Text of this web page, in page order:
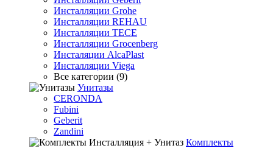
Инсталляции Grohe
Инсталляции REHAU
Инсталляции TECE
Инсталляции Grocenberg
Инсталяции AlcaPlast
Инсталляции Viega
Все категории (9)
Унитазы
CERONDA
Fubini
Geberit
Zandini
Комплекты